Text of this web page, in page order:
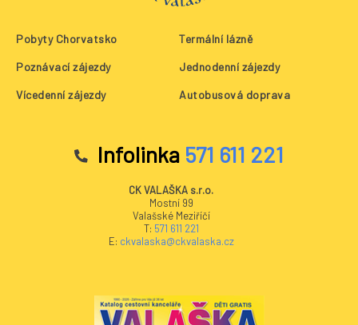
Pobyty Chorvatsko Termální lázně
Poznávací zájezdy Jednodenní zájezdy
Vícedenní zájezdy Autobusová doprava
Infolinka 571 611 221
CK VALAŠKA s.r.o.
Mostní 99
Valašské Meziříčí
T: 571 611 221
E: ckvalaska@ckvalaska.cz